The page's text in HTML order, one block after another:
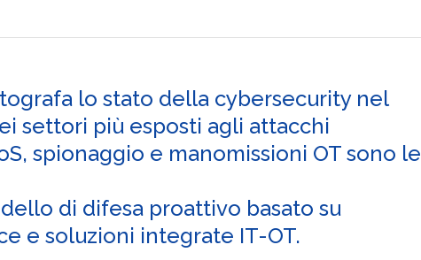
lo stato della cybersecurity nel
settori più esposti agli attacchi
spionaggio e manomissioni OT sono le
di difesa proattivo basato su
e soluzioni integrate IT-OT.